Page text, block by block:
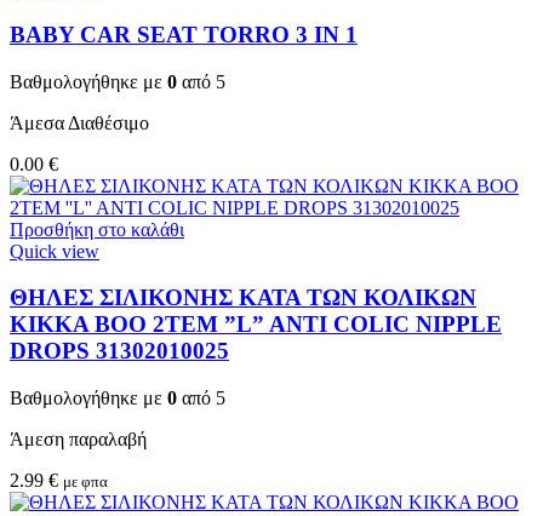
BABY CAR SEAT TORRO 3 ΙΝ 1
Βαθμολογήθηκε με 0 από 5
Άμεσα Διαθέσιμο
0.00 €
Προσθήκη στο καλάθι
Quick view
ΘΗΛΕΣ ΣΙΛΙΚΟΝΗΣ ΚΑΤΑ ΤΩΝ ΚΟΛΙΚΩΝ
KIKKA BOO 2TEM ”L” ANTI COLIC NIPPLE
DROPS 31302010025
Βαθμολογήθηκε με 0 από 5
Άμεση παραλαβή
2.99 € με φπα